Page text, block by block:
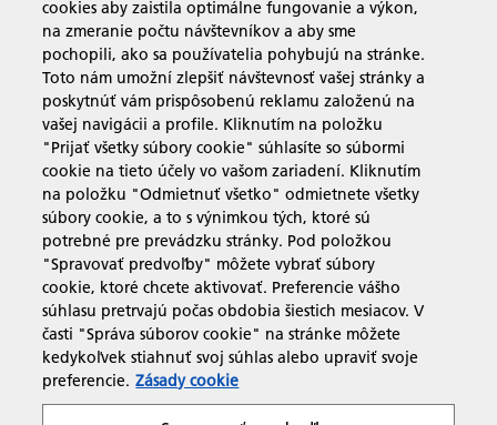
Obchodné riešenia
Produkty a služby
Podpora a kontakt
Zdroje
sledujte nás
cookies aby zaistila optimálne fungovanie a výkon,
na zmeranie počtu návštevníkov a aby sme
pochopili, ako sa používatelia pohybujú na stránke.
Toto nám umožní zlepšiť návštevnosť vašej stránky a
poskytnúť vám prispôsobenú reklamu založenú na
vašej navigácii a profile. Kliknutím na položku
"Prijať všetky súbory cookie" súhlasíte so súbormi
cookie na tieto účely vo vašom zariadení. Kliknutím
na položku "Odmietnuť všetko" odmietnete všetky
súbory cookie, a to s výnimkou tých, ktoré sú
potrebné pre prevádzku stránky. Pod položkou
"Spravovať predvoľby" môžete vybrať súbory
cookie, ktoré chcete aktivovať. Preferencie vášho
súhlasu pretrvajú počas obdobia šiestich mesiacov. V
časti "Správa súborov cookie" na stránke môžete
kedykoľvek stiahnuť svoj súhlas alebo upraviť svoje
preferencie. Zásady cookie